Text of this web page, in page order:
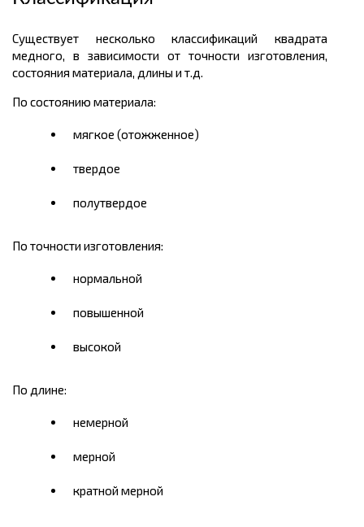
Существует несколько классификаций квадрата
медного, в зависимости от точности изготовления,
состояния материала, длины и т.д.
По состоянию материала:
мягкое (отожженное)
твердое
полутвердое
По точности изготовления:
нормальной
повышенной
высокой
По длине:
немерной
мерной
кратной мерной